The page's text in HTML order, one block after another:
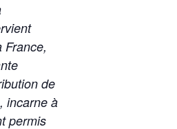
France,
de
incarne à
permis